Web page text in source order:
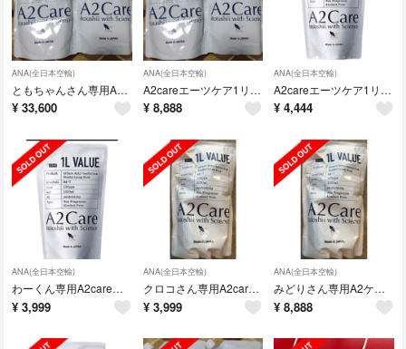
ANA(全日本空輸)
ともちゃんさん専用A2careエーツケア1リットル詰め替え8個A2ケア
¥ 33,600
ANA(全日本空輸)
A2careエーツケア1リットル詰め替え2個セットA2ケア
¥ 8,888
ANA(全日本空輸)
A2careエーツケア1リットル詰め替え1個A2ケア
¥ 4,444
ANA(全日本空輸)
わーくん専用A2careエーツケア1リットル詰め替え1個A2ケア
¥ 3,999
ANA(全日本空輸)
クロコさん専用A2careエーツケア1リットル詰め替え1個A2ケア
¥ 3,999
ANA(全日本空輸)
みどりさん専用A2ケア詰め替え2個
¥ 8,888